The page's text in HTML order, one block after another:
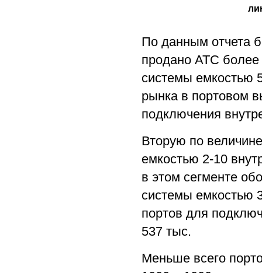
По данным отчета
продано АТС более
системы емкостью
рынка в портовом
подключения
Вторую по
емкостью 2-10
в этом сегменте
системы емкостью
портов для
537 тыс.
Меньше всего